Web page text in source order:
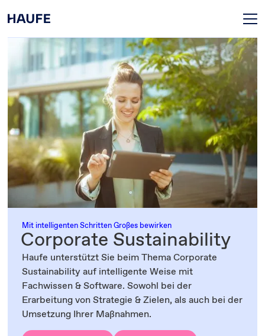
Mit intelligenten Schritten Großes bewirken
Corporate Sustainability­
Haufe unterstützt Sie beim Thema Corporate
Sustainability auf intelligente Weise mit
Fachwissen & Software. Sowohl bei der
Erarbeitung von Strategie & Zielen, als auch bei der
Umsetzung Ihrer Maßnahmen.